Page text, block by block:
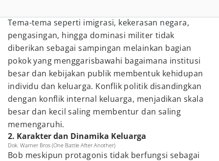
Tema-tema seperti imigrasi, kekerasan negara,
pengasingan, hingga dominasi militer tidak
diberikan sebagai sampingan melainkan bagian
pokok yang menggarisbawahi bagaimana institusi
besar dan kebijakan publik membentuk kehidupan
individu dan keluarga. Konflik politik disandingkan
dengan konflik internal keluarga, menjadikan skala
besar dan kecil saling membentur dan saling
memengaruhi.
2. Karakter dan Dinamika Keluarga
Dok. Warner Bros (One Battle After Another)
Bob meskipun protagonis tidak berfungsi sebagai